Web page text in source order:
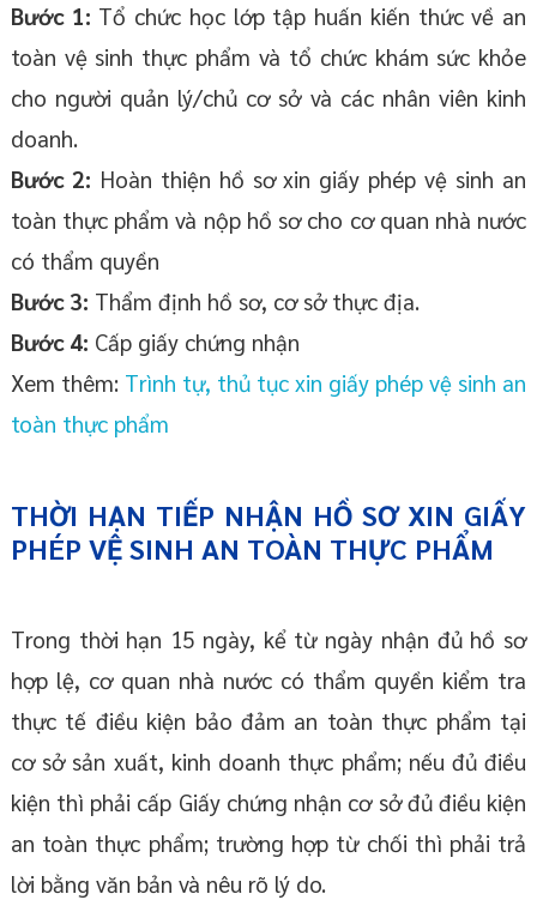
Bước 1: Tổ chức học lớp tập huấn kiến thức về an
toàn vệ sinh thực phẩm và tổ chức khám sức khỏe
cho người quản lý/chủ cơ sở và các nhân viên kinh
doanh.
Bước 2: Hoàn thiện hồ sơ xin giấy phép vệ sinh an
toàn thực phẩm và nộp hồ sơ cho cơ quan nhà nước
có thẩm quyền
Bước 3: Thẩm định hồ sơ, cơ sở thực địa.
Bước 4: Cấp giấy chứng nhận
Xem thêm: Trình tự, thủ tục xin giấy phép vệ sinh an
toàn thực phẩm
THỜI HẠN TIẾP NHẬN HỒ SƠ XIN GIẤY
PHÉP VỆ SINH AN TOÀN THỰC PHẨM
Trong thời hạn 15 ngày, kể từ ngày nhận đủ hồ sơ
hợp lệ, cơ quan nhà nước có thẩm quyền kiểm tra
thực tế điều kiện bảo đảm an toàn thực phẩm tại
cơ sở sản xuất, kinh doanh thực phẩm; nếu đủ điều
kiện thì phải cấp Giấy chứng nhận cơ sở đủ điều kiện
an toàn thực phẩm; trường hợp từ chối thì phải trả
lời bằng văn bản và nêu rõ lý do.